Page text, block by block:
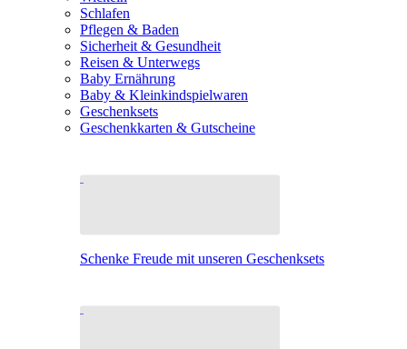
Schlafen
Pflegen & Baden
Sicherheit & Gesundheit
Reisen & Unterwegs
Baby Ernährung
Baby & Kleinkindspielwaren
Geschenksets
Geschenkkarten & Gutscheine
Schenke Freude mit unseren Geschenksets